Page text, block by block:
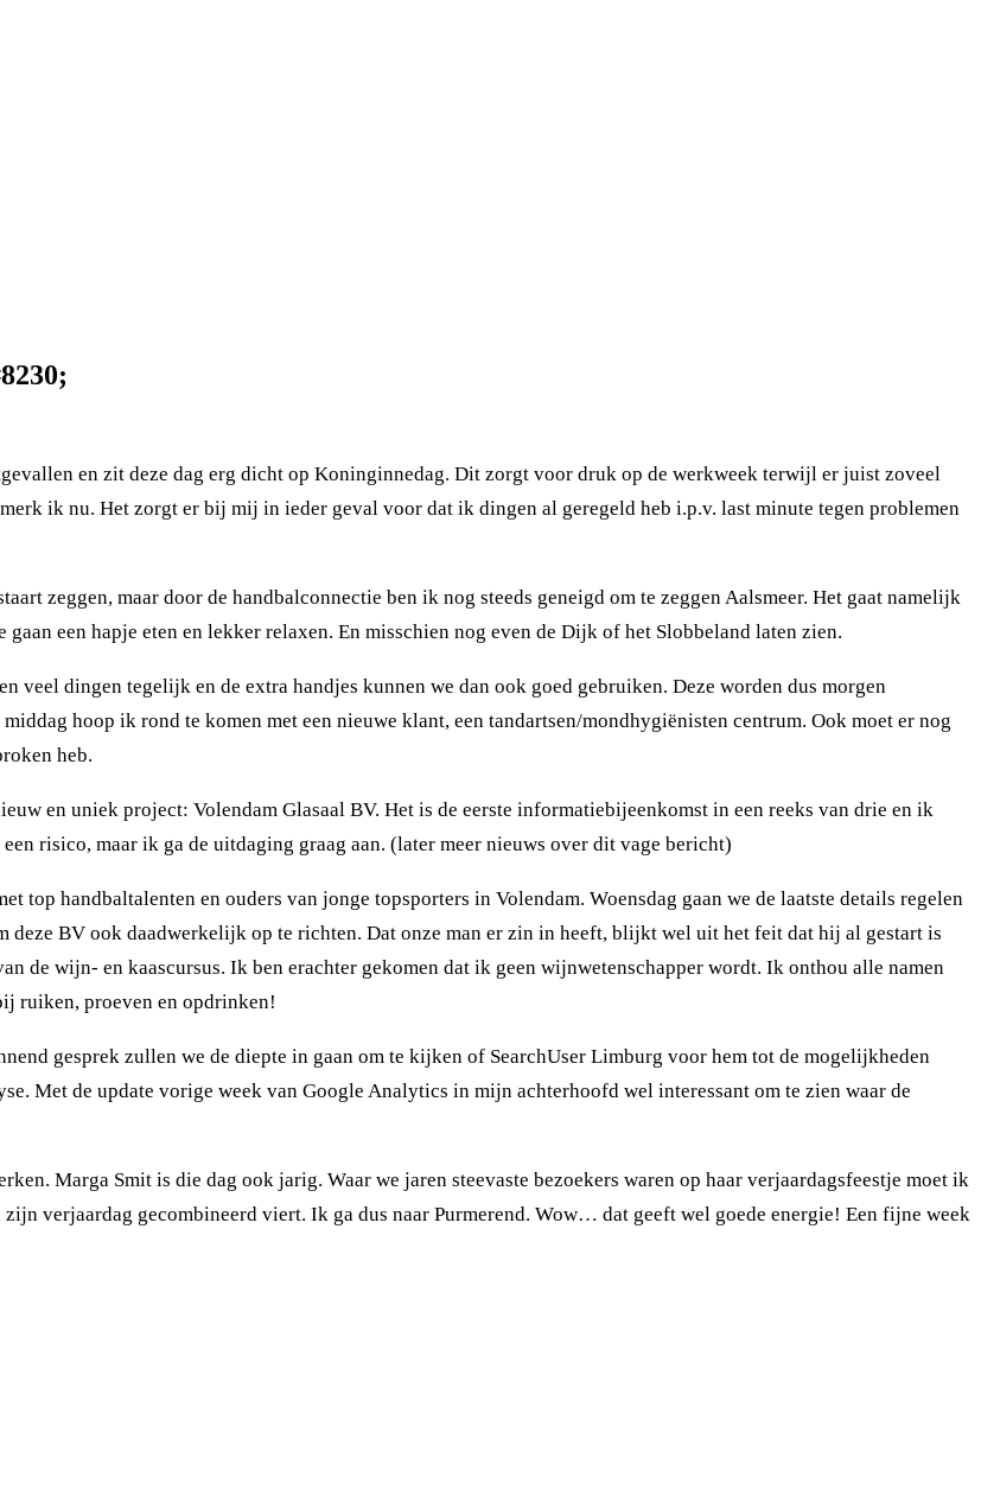
en zit deze dag erg dicht op Koninginnedag. Dit zorgt voor druk op de werkweek terwijl er juist zoveel
ik nu. Het zorgt er bij mij in ieder geval voor dat ik dingen al geregeld heb i.p.v. last minute tegen problemen
zeggen, maar door de handbalconnectie ben ik nog steeds geneigd om te zeggen Aalsmeer. Het gaat namelijk
een hapje eten en lekker relaxen. En misschien nog even de Dijk of het Slobbeland laten zien.
veel dingen tegelijk en de extra handjes kunnen we dan ook goed gebruiken. Deze worden dus morgen
hoop ik rond te komen met een nieuwe klant, een tandartsen/mondhygiënisten centrum. Ook moet er nog
heb.
en uniek project: Volendam Glasaal BV. Het is de eerste informatiebijeenkomst in een reeks van drie en ik
risico, maar ik ga de uitdaging graag aan. (later meer nieuws over dit vage bericht)
top handbaltalenten en ouders van jonge topsporters in Volendam. Woensdag gaan we de laatste details regelen
deze BV ook daadwerkelijk op te richten. Dat onze man er zin in heeft, blijkt wel uit het feit dat hij al gestart is
de wijn- en kaascursus. Ik ben erachter gekomen dat ik geen wijnwetenschapper wordt. Ik onthou alle namen
ruiken, proeven en opdrinken!
gesprek zullen we de diepte in gaan om te kijken of SearchUser Limburg voor hem tot de mogelijkheden
Met de update vorige week van Google Analytics in mijn achterhoofd wel interessant om te zien waar de
Marga Smit is die dag ook jarig. Waar we jaren steevaste bezoekers waren op haar verjaardagsfeestje moet ik
verjaardag gecombineerd viert. Ik ga dus naar Purmerend. Wow… dat geeft wel goede energie! Een fijne week